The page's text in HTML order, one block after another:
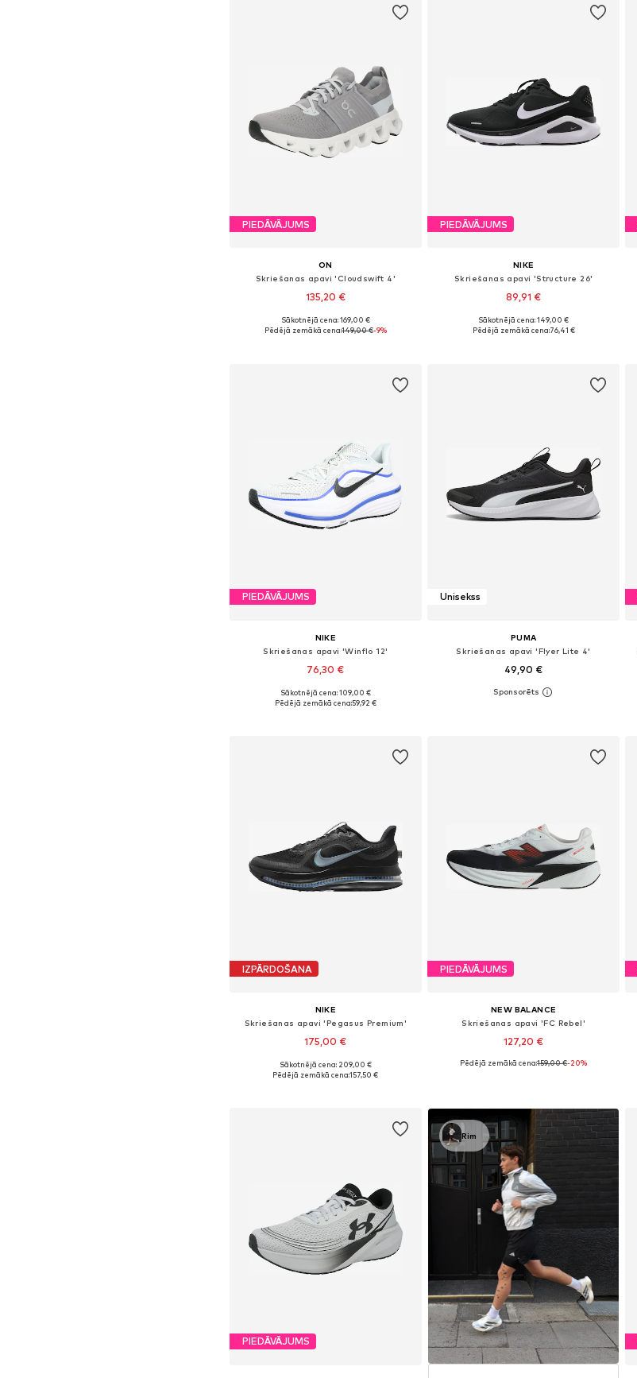
PIEDĀVĀJUMS
ON
Skriešanas apavi 'Cloudswift 4'
135,20 €
Pieejams daudzos izmēros
Sākotnējā cena: 169,00 €
Pēdējā zemākā cena:149,00 €-9%
PIEDĀVĀJUMS
NIKE
Skriešanas apavi 'Structure 26'
89,91 €
Pieejams daudzos izmēros
Sākotnējā cena: 149,00 €
Pēdējā zemākā cena:76,41 €
PIEDĀVĀJUMS
NIKE
Skriešanas apavi 'Winflo 12'
76,30 €
Pieejams daudzos izmēros
Sākotnējā cena: 109,00 €
Pēdējā zemākā cena:59,92 €
Unisekss
PUMA
Skriešanas apavi 'Flyer Lite 4'
49,90 €
+1
Pieejams daudzos izmēros
IZPĀRDOŠANA
NIKE
Skriešanas apavi 'Pegasus Premium'
175,00 €
Pieejams daudzos izmēros
Sākotnējā cena: 209,00 €
Pēdējā zemākā cena:157,50 €
PIEDĀVĀJUMS
NEW BALANCE
Skriešanas apavi 'FC Rebel'
127,20 €
Pieejams daudzos izmēros
Pēdējā zemākā cena:159,00 €-20%
PIEDĀVĀJUMS
Rim